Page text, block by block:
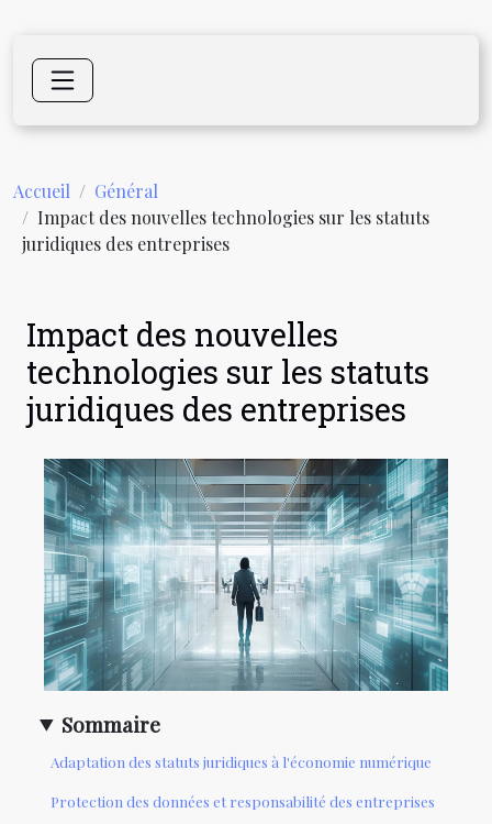
Accueil
Général
Impact des nouvelles technologies sur les statuts
juridiques des entreprises
Impact des nouvelles
technologies sur les statuts
juridiques des entreprises
Sommaire
Adaptation des statuts juridiques à l'économie numérique
Protection des données et responsabilité des entreprises